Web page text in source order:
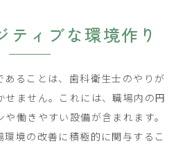
ティブな環境作り
あることは、歯科衛生士のやりが
せません。これには、職場内の円
働きやすい設備が含まれます。
境の改善に積極的に関与するこ